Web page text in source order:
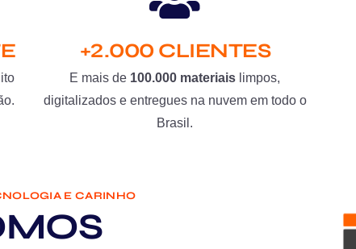
+2.000 CLIENTES
E mais de 100.000 materiais limpos,
digitalizados e entregues na nuvem em todo o
Brasil.
E CARINHO